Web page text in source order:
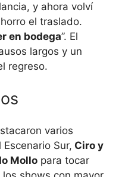
y ahora volví
el traslado.
en bodega”. El
largos y un
regreso.
varios
Sur, Ciro y
Mollo para tocar